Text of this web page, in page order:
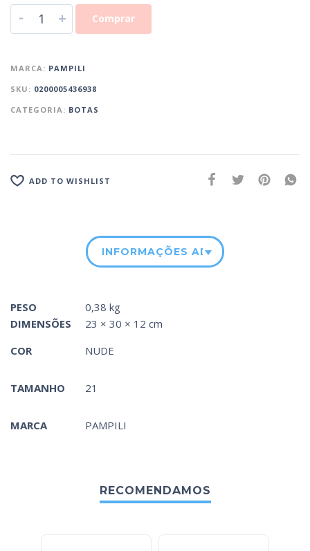
- + Comprar
MARCA: PAMPILI
SKU: 0200005436938
CATEGORIA: BOTAS
ADD TO WISHLIST
INFORMAÇÕES ADICIONAIS
PESO
0,38 kg
DIMENSÕES
23 × 30 × 12 cm
COR
NUDE
TAMANHO 21
MARCA PAMPILI
RECOMENDAMOS